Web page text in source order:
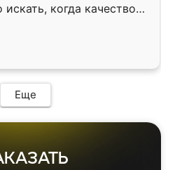
когда качеством
кухня уже почти
нет.
Еще